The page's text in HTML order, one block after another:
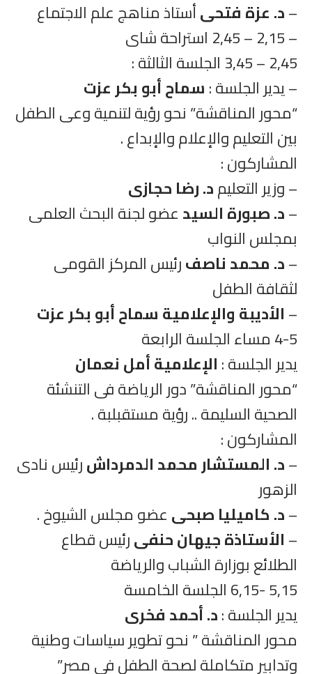
–د. عزة فتحىأستاذ مناهج علم الاجتماع
– 2,15 – 2,45 استراحة شاى
2,45 – 3,45 الجلسة الثالثة :
– يدير الجلسة :سماح أبو بكر عزت
“محور المناقشة” نحو رؤية لتنمية وعى الطفل
بين التعليم والإعلام والإبداع .
المشاركون :
– وزير التعليمد. رضا حجازى
–د. صبورة السيدعضو لجنة البحث العلمى
بمجلس النواب
–د. محمد ناصفرئيس المركز القومى
لثقافة الطفل
–الأديبة والإعلامية سماح أبو بكر عزت
4-5 مساء الجلسة الرابعة
يدير الجلسة :الإعلامية أمل نعمان
“محور المناقشة” دور الرياضة فى التنشئة
الصحية السليمة .. رؤية مستقبلبة .
المشاركون :
–د. المستشار محمد الدمرداشرئيس نادى
الزهور
–د. كاميليا صبحىعضو مجلس الشيوخ .
–الأستاذة جيهان حنفىرئيس قطاع
الطلائع بوزارة الشباب والرياضة
5,15 -6,15 الجلسة الخامسة
يدير الجلسة :د. أحمد فخرى
محور المناقشة ” نحو تطوير سياسات وطنية
وتدابير متكاملة لصحة الطفل فى مصر”